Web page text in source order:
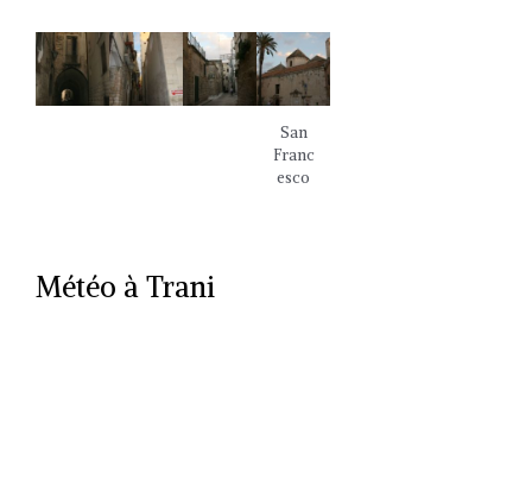
San
Franc
esco
Météo à Trani